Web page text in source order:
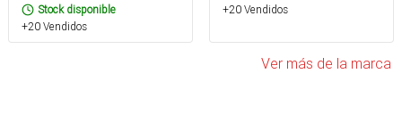
Stock disponible
+20 Vendidos
+20 Vendidos
Ver más de la marca